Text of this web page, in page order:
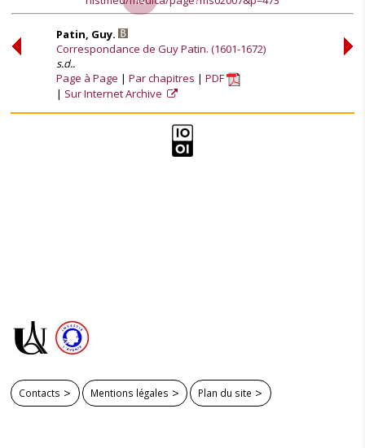
Patin, Guy.
Correspondance de Guy Patin. (1601-1672)
s.d..
Page à Page
Par chapitres
PDF
Sur Internet Archive
Contacts Mentions légales Plan du site